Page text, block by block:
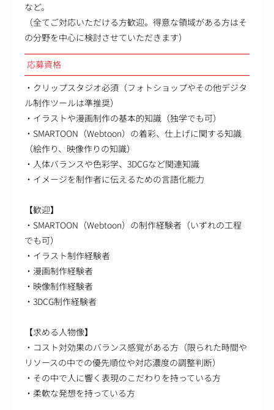
など。
（全てご対応いただける方歓迎。得意な領域がある方はそ
の分野を中心に検討させていただきます）
応募資格
・クリップスタジオ必須（フォトショップやその他デジタ
ル制作ツールは準推奨）
・イラストや漫画制作の基本的知識（独学でも可）
・SMARTOON（Webtoon）の着彩、仕上げに関する知識
（絵作り、映像作りの知識）
・人体バランスや色彩学、3DCGなど関連知識
・イメージを制作者に伝えるための言語化能力
【歓迎】
・SMARTOON（Webtoon）の制作経験者（いずれの工程
でも可）
・イラスト制作経験者
・漫画制作経験者
・映像制作経験者
・3DCG制作経験者
【求める人物像】
・コスト対効果のバランス感覚がある方（限られた時間や
リソースの中での優先順位や対応濃度の調整判断）
・その中で人に響く表現のこだわりを持っている方
・柔軟な発想を持っている方